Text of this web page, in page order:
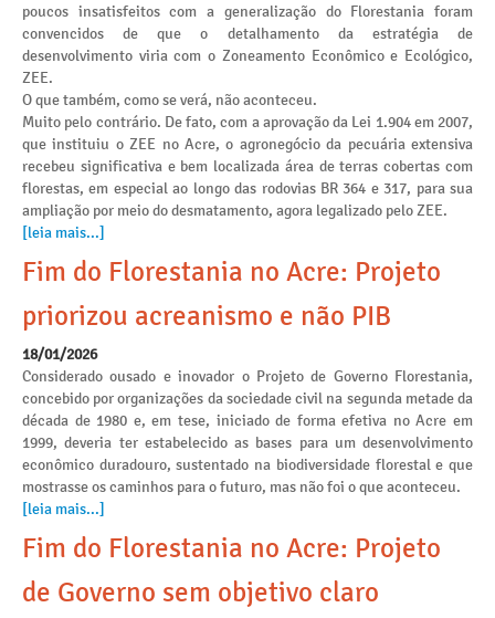
poucos insatisfeitos com a generalização do Florestania foram
convencidos de que o detalhamento da estratégia de
desenvolvimento viria com o Zoneamento Econômico e Ecológico,
ZEE.
O que também, como se verá, não aconteceu.
Muito pelo contrário. De fato, com a aprovação da Lei 1.904 em 2007,
que instituiu o ZEE no Acre, o agronegócio da pecuária extensiva
recebeu significativa e bem localizada área de terras cobertas com
florestas, em especial ao longo das rodovias BR 364 e 317, para sua
ampliação por meio do desmatamento, agora legalizado pelo ZEE.
[leia mais...]
Fim do Florestania no Acre: Projeto
priorizou acreanismo e não PIB
18/01/2026
Considerado ousado e inovador o Projeto de Governo Florestania,
concebido por organizações da sociedade civil na segunda metade da
década de 1980 e, em tese, iniciado de forma efetiva no Acre em
1999, deveria ter estabelecido as bases para um desenvolvimento
econômico duradouro, sustentado na biodiversidade florestal e que
mostrasse os caminhos para o futuro, mas não foi o que aconteceu.
[leia mais...]
Fim do Florestania no Acre: Projeto
de Governo sem objetivo claro